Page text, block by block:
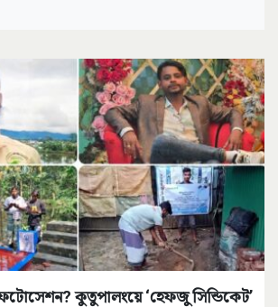
কুতুপালংয়ে ‘হেফজু সিন্ডিকেট’